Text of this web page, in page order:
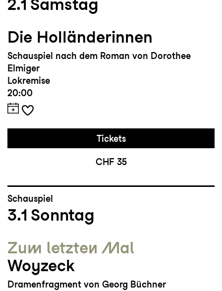
2.1 Samstag
Die Holländerinnen
Schauspiel nach dem Roman von Dorothee
Elmiger
Lokremise
20:00
Tickets
CHF 35
Schauspiel
3.1 Sonntag
Zum letzten Mal
Woyzeck
Dramenfragment von Georg Büchner